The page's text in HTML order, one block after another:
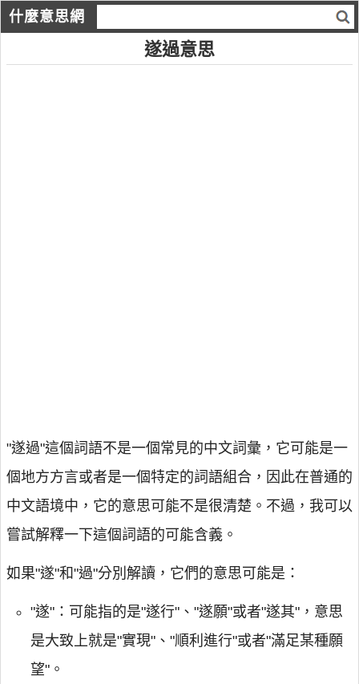
什麼意思網
遂過意思
"遂過"這個詞語不是一個常見的中文詞彙，它可能是一
個地方方言或者是一個特定的詞語組合，因此在普通的
中文語境中，它的意思可能不是很清楚。不過，我可以
嘗試解釋一下這個詞語的可能含義。
如果"遂"和"過"分別解讀，它們的意思可能是：
"遂"：可能指的是"遂行"、"遂願"或者"遂其"，意思
是大致上就是"實現"、"順利進行"或者"滿足某種願
望"。